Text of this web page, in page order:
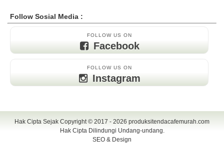
Follow Sosial Media :
FOLLOW US ON
Facebook
FOLLOW US ON
Instagram
Hak Cipta Sejak Copyright © 2017 - 2026 produksitendacafemurah.com
Hak Cipta Dilindungi Undang-undang.
SEO & Design